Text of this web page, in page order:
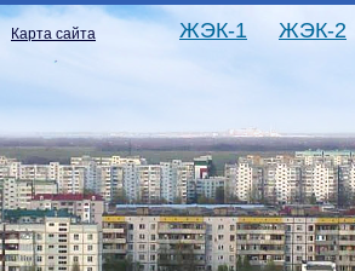
Карта сайта ЖЭК-1 ЖЭК-2